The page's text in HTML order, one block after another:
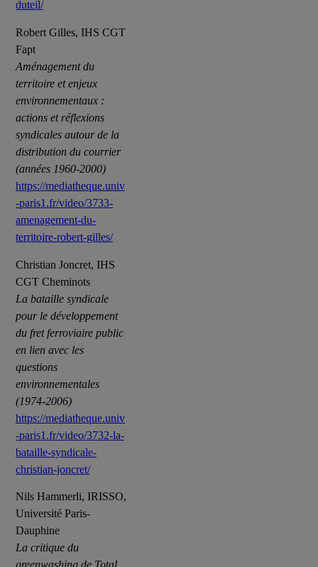
duteil/
Robert Gilles, IHS CGT
Fapt
Aménagement du
territoire et enjeux
environnementaux :
actions et réflexions
syndicales autour de la
distribution du courrier
(années 1960-2000)
https://mediatheque.univ
-paris1.fr/video/3733-
amenagement-du-
territoire-robert-gilles/
Christian Joncret, IHS
CGT Cheminots
La bataille syndicale
pour le développement
du fret ferroviaire public
en lien avec les
questions
environnementales
(1974-2006)
https://mediatheque.univ
-paris1.fr/video/3732-la-
bataille-syndicale-
christian-joncret/
Nils Hammerli, IRISSO,
Université Paris-
Dauphine
La critique du